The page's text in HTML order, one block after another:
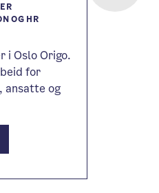
OG HR
i Oslo Origo.
for
ansatte og